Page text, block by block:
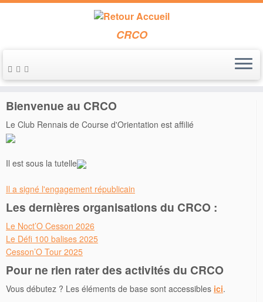
Passer
au
CRCO
Accueil » Championnat de France de Nuit 2017
Bienvenue au CRCO
Le Club Rennais de Course d'Orientation est affilié
Il est sous la tutelle
Il a signé l'engagement républicain
Les dernières organisations du CRCO :
Le Noct’O Cesson 2026
Le Défi 100 balises 2025
Cesson’O Tour 2025
Pour ne rien rater des activités du CRCO
Vous débutez ? Les éléments de base sont accessibles ici.